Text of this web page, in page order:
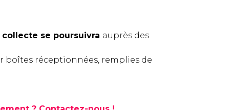
collecte se poursuivra auprès des
boîtes réceptionnées, remplies de